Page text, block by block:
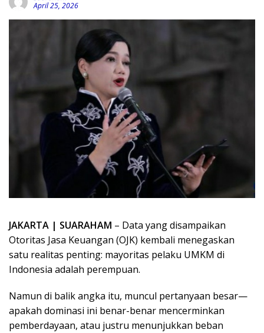
April 25, 2026
JAKARTA | SUARAHAM – Data yang disampaikan
Otoritas Jasa Keuangan (OJK) kembali menegaskan
satu realitas penting: mayoritas pelaku UMKM di
Indonesia adalah perempuan.
Namun di balik angka itu, muncul pertanyaan besar—
apakah dominasi ini benar-benar mencerminkan
pemberdayaan, atau justru menunjukkan beban